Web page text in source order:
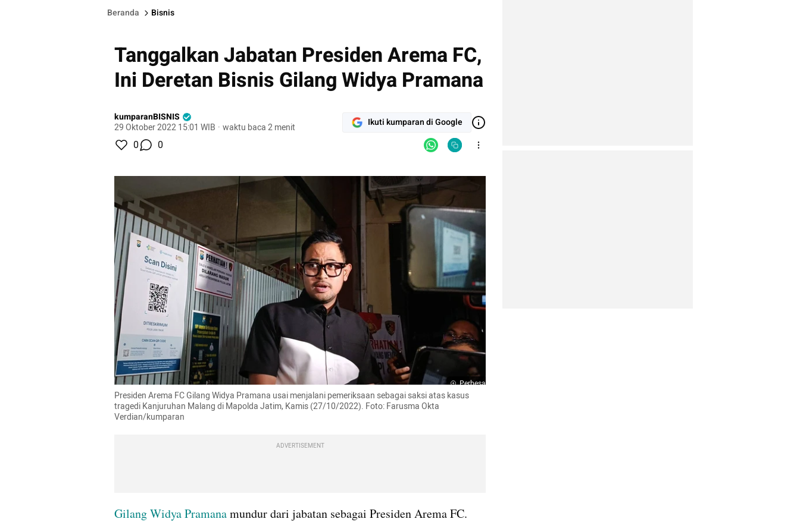
Beranda Bisnis
Tanggalkan Jabatan Presiden Arema FC,
Ini Deretan Bisnis Gilang Widya Pramana
kumparanBISNIS
29 Oktober 2022 15:01 WIB · waktu baca 2 menit Ikuti kumparan di Google
0 0
Perbesar
Presiden Arema FC Gilang Widya Pramana usai menjalani pemeriksaan sebagai saksi atas kasus
tragedi Kanjuruhan Malang di Mapolda Jatim, Kamis (27/10/2022). Foto: Farusma Okta
Verdian/kumparan
ADVERTISEMENT
Gilang Widya Pramana mundur dari jabatan sebagai Presiden Arema FC.